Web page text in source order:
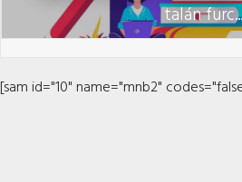
talán furc...
[sam id="10" name="mnb2"